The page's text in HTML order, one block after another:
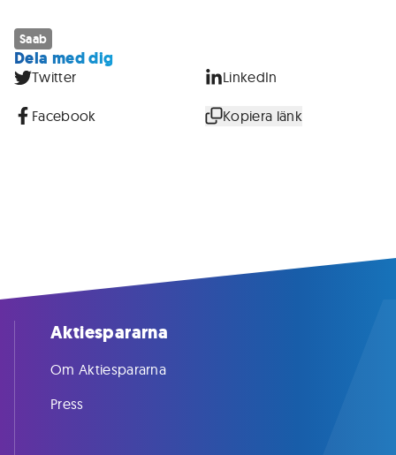
Saab
Dela med dig
Twitter LinkedIn
Facebook Kopiera länk
Aktiespararna
Om Aktiespararna
Press